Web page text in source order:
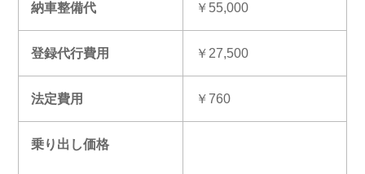
納車整備代 ￥55,000
登録代行費用 ￥27,500
法定費用 ￥760
乗り出し価格